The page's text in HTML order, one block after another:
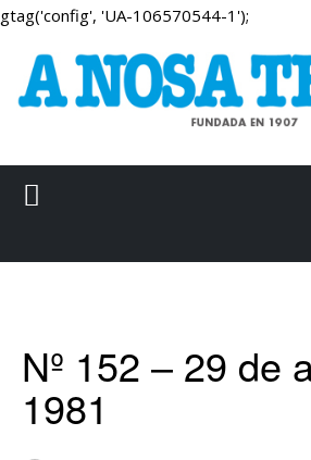
gtag('config', 'UA-106570544-1');
Nº 152 – 29 de
1981